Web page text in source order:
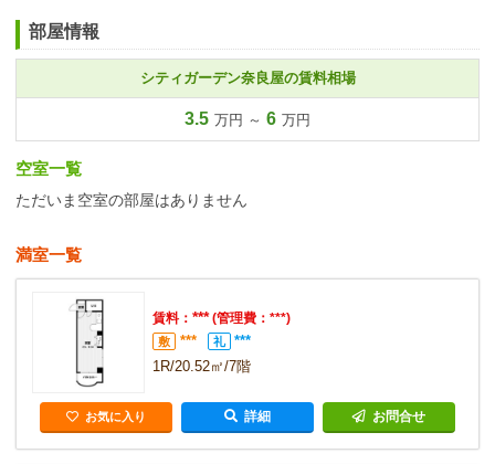
部屋情報
シティガーデン奈良屋の賃料相場
3.5 万円 ～ 6 万円
空室一覧
ただいま空室の部屋はありません
満室一覧
賃料： ***(管理費：***)
敷 *** 礼
***
1R/20.52㎡/7階
お気に入り 詳細 お問合せ